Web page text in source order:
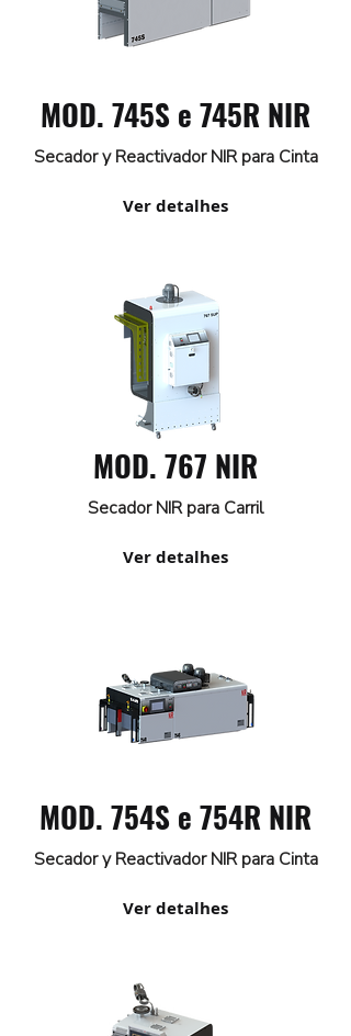
MOD. 745S e 745R NIR
Secador y Reactivador NIR para Cinta
Ver detalhes
MOD. 767 NIR
Secador NIR para Carril
Ver detalhes
MOD. 754S e 754R NIR
Secador y Reactivador NIR para Cinta
Ver detalhes